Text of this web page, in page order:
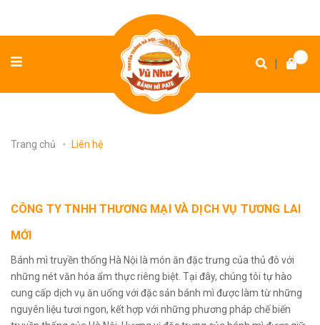
|
Trang chủ Liên hệ
CÔNG TY TNHH THƯƠNG MẠI VÀ DỊCH VỤ TƯƠNG LAI
MỚI
Bánh mì truyền thống Hà Nội là món ăn đặc trưng của thủ đô với
những nét văn hóa ẩm thực riêng biệt. Tại đây, chúng tôi tự hào
cung cấp dịch vụ ăn uống với đặc sản bánh mì được làm từ những
nguyên liệu tươi ngon, kết hợp với những phương pháp chế biến